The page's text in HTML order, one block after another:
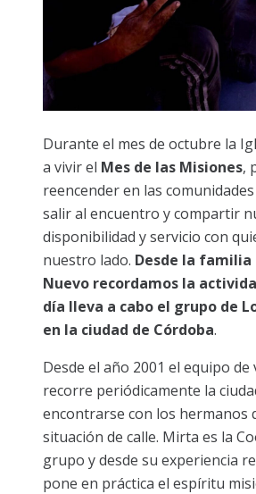
Durante el mes de octubre la
a vivir el Mes de las Misiones,
reencender en las
salir al encuentro y compartir
disponibilidad y servicio con
nuestro lado. Desde la familia
Nuevo recordamos la
día lleva a cabo el grupo de
en la ciudad de Córdoba.
Desde el año 2001 el equipo
recorre periódicamente la
encontrarse con los hermanos
situación de calle. Mirta es la
grupo y desde su experiencia
pone en práctica el espíritu